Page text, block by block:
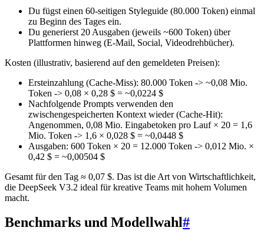
Du fügst einen 60-seitigen Styleguide (80.000 Token) einmal
zu Beginn des Tages ein.
Du generierst 20 Ausgaben (jeweils ~600 Token) über
Plattformen hinweg (E-Mail, Social, Videodrehbücher).
Kosten (illustrativ, basierend auf den gemeldeten Preisen):
Ersteinzahlung (Cache-Miss): 80.000 Token -> ~0,08 Mio.
Token -> 0,08 × 0,28 $ = ~0,0224 $
Nachfolgende Prompts verwenden den
zwischengespeicherten Kontext wieder (Cache-Hit):
Angenommen, 0,08 Mio. Eingabetoken pro Lauf × 20 = 1,6
Mio. Token -> 1,6 × 0,028 $ = ~0,0448 $
Ausgaben: 600 Token × 20 = 12.000 Token -> 0,012 Mio. ×
0,42 $ = ~0,00504 $
Gesamt für den Tag ≈ 0,07 $. Das ist die Art von Wirtschaftlichkeit,
die DeepSeek V3.2 ideal für kreative Teams mit hohem Volumen
macht.
Benchmarks und Modellwahl#